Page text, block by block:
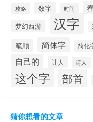
攻略 数字 时间
梦幻西游 汉字
笔顺 简体字 简化
自己的 让人 诗人
这个字 部首
猜你想看的文章